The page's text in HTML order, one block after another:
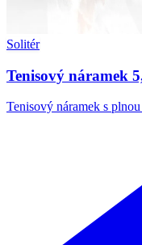
Solitér
Tenisový náramek
Tenisový náramek s